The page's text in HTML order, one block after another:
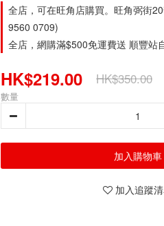
全店，可在旺角店購買。旺角弼街
9560 0709)
全店，網購滿$500免運費送 順豐站
HK$219.00 HK$350.00
數量
加入購物車
加入追蹤